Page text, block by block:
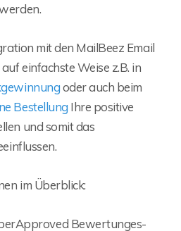
mit den MailBeez Email
einfachste Weise z.B. in
oder auch beim
Bestellung Ihre positive
und somit das
im Überblick:
Bewertunges-